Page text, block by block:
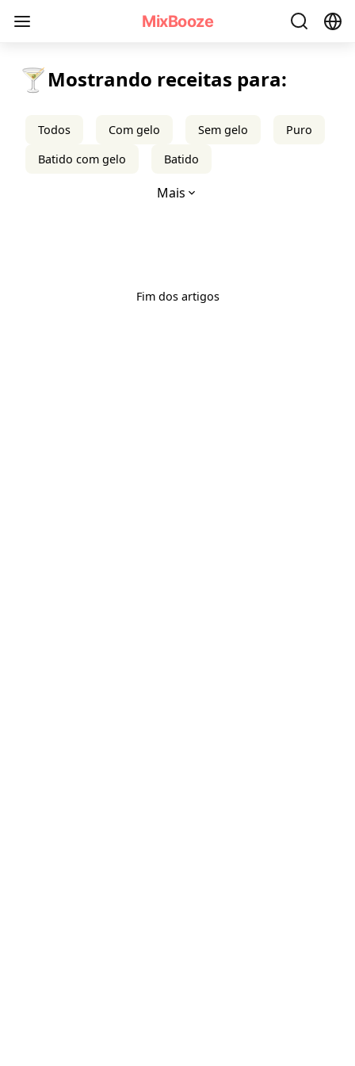
MixBooze
🍸Mostrando receitas para:
Todos Com gelo Sem gelo
Puro
Batido com gelo​
Batido
Mais
Fim dos artigos